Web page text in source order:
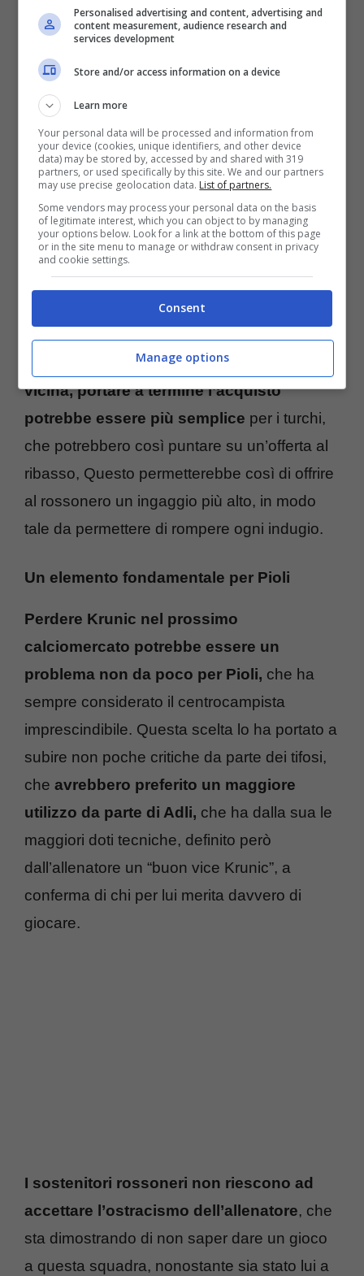
Rade Krunic può lasciare il Milan a gennaio (ANSA –
Ttiviaggi.it)
Il centrocampista piace al Fenerbahce,
che si era interessato al giocatore già
anche se in quel caso l’affare
non era andato in porto. Ora chela
scadenza del contratto del bosniaco è più
vicina, portare a termine l’acquisto
potrebbe essere più semplice per i turchi,
che potrebbero così puntare su un’offerta al
ribasso, Questo permetterebbe così di offrire
al rossonero un ingaggio più alto, in modo
tale da permettere di rompere ogni indugio.
Un elemento fondamentale per Pioli
Perdere Krunic nel prossimo
calciomercato potrebbe essere un
problema non da poco per Pioli, che ha
sempre considerato il centrocampista
imprescindibile. Questa scelta lo ha portato a
subire non poche critiche da parte dei tifosi,
che avrebbero preferito un maggiore
utilizzo da parte di Adli, che ha dalla sua le
maggiori doti tecniche, definito però
dall’allenatore un “buon vice Krunic”, a
conferma di chi per lui merita davvero di
giocare.
I sostenitori rossoneri non riescono ad
accettare l’ostracismo dell’allenatore, che
sta dimostrando di non saper dare un gioco
a questa squadra, nonostante sia stato lui a
Personalised advertising and content, advertising and
content measurement, audience research and
services development
Store and/or access information on a device
Learn more
Your personal data will be processed and information from
your device (cookies, unique identifiers, and other device
data) may be stored by, accessed by and shared with 319
partners, or used specifically by this site. We and our partners
may use precise geolocation data. List of partners.
Some vendors may process your personal data on the basis
of legitimate interest, which you can object to by managing
your options below. Look for a link at the bottom of this page
or in the site menu to manage or withdraw consent in privacy
and cookie settings.
Consent
Manage options